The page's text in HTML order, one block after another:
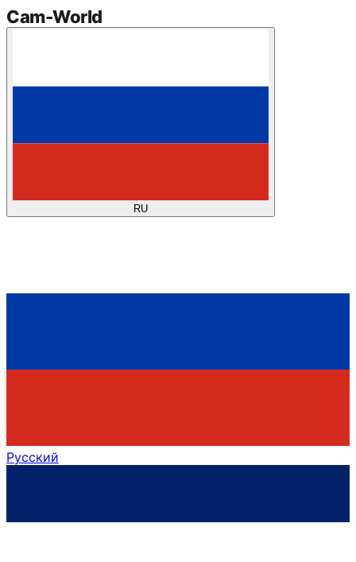
Cam-World
RU
Русский